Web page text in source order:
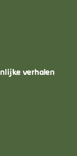
verhalen